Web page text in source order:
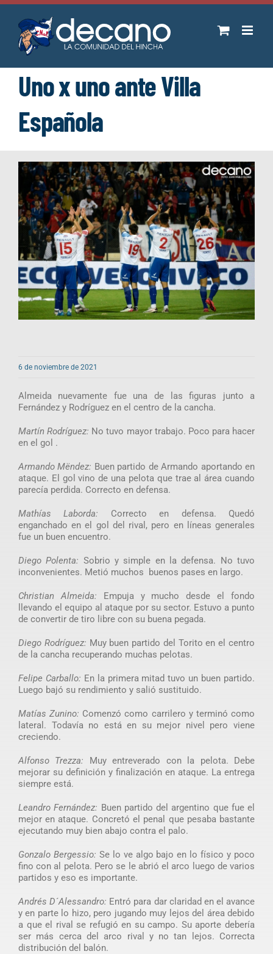
Saltar
contenido
Uno x uno ante Villa
Española
6 de noviembre de 2021
Almeida nuevamente fue una de las figuras junto a
Fernández y Rodríguez en el centro de la cancha.
Martín Rodríguez: No tuvo mayor trabajo. Poco para hacer
en el gol .
Armando Mëndez: Buen partido de Armando aportando en
ataque. El gol vino de una pelota que trae al área cuando
parecía perdida. Correcto en defensa.
Mathías Laborda: Correcto en defensa. Quedó
enganchado en el gol del rival, pero en líneas generales
fue un buen encuentro.
Diego Polenta: Sobrio y simple en la defensa. No tuvo
inconvenientes. Metió muchos buenos pases en largo.
Christian Almeida: Empuja y mucho desde el fondo
llevando el equipo al ataque por su sector. Estuvo a punto
de convertir de tiro libre con su buena pegada.
Diego Rodríguez: Muy buen partido del Torito en el centro
de la cancha recuperando muchas pelotas.
Felipe Carballo: En la primera mitad tuvo un buen partido.
Luego bajó su rendimiento y salió sustituido.
Matías Zunino: Comenzó como carrilero y terminó como
lateral. Todavía no está en su mejor nivel pero viene
creciendo.
Alfonso Trezza: Muy entreverado con la pelota. Debe
mejorar su definición y finalización en ataque. La entrega
siempre está.
Leandro Fernández: Buen partido del argentino que fue el
mejor en ataque. Concretó el penal que pesaba bastante
ejecutando muy bien abajo contra el palo.
Gonzalo Bergessio: Se lo ve algo bajo en lo físico y poco
fino con al pelota. Pero se le abrió el arco luego de varios
partidos y eso es importante.
Andrés D´Alessandro: Entró para dar claridad en el avance
y en parte lo hizo, pero jugando muy lejos del área debido
a que el rival se refugió en su campo. Su aporte debería
ser más cerca del arco rival y no tan lejos. Correcta
distribución del balón.